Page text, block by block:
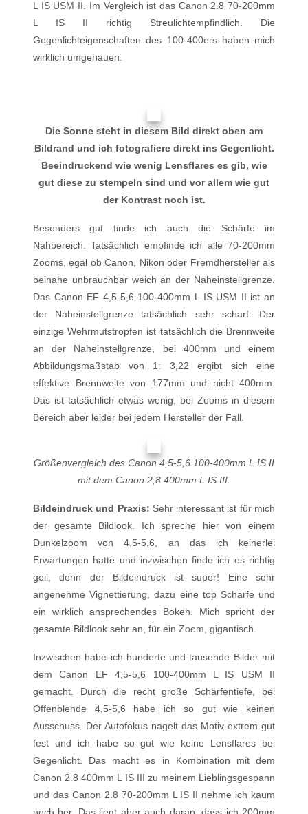
L IS USM II. Im Vergleich ist das Canon 2.8 70-200mm
L IS II richtig Streulichtempfindlich. Die
Gegenlichteigenschaften des 100-400ers haben mich
wirklich umgehauen.
Die Sonne steht in diesem Bild direkt oben am
Bildrand und ich fotografiere direkt ins Gegenlicht.
Beeindruckend wie wenig Lensflares es gib, wie
gut diese zu stempeln sind und vor allem wie gut
der Kontrast noch ist.
Besonders gut finde ich auch die Schärfe im
Nahbereich. Tatsächlich empfinde ich alle 70-200mm
Zooms, egal ob Canon, Nikon oder Fremdhersteller als
beinahe unbrauchbar weich an der Naheinstellgrenze.
Das Canon EF 4,5-5,6 100-400mm L IS USM II ist an
der Naheinstellgrenze tatsächlich sehr scharf. Der
einzige Wehrmutstropfen ist tatsächlich die Brennweite
an der Naheinstellgrenze, bei 400mm und einem
Abbildungsmaßstab von 1: 3,22 ergibt sich eine
effektive Brennweite von 177mm und nicht 400mm.
Das ist tatsächlich etwas wenig, bei Zooms in diesem
Bereich aber leider bei jedem Hersteller der Fall.
Größenvergleich des Canon 4,5-5,6 100-400mm L IS II
mit dem Canon 2,8 400mm L IS III.
Bildeindruck und Praxis: Sehr interessant ist für mich
der gesamte Bildlook. Ich spreche hier von einem
Dunkelzoom von 4,5-5,6, an das ich keinerlei
Erwartungen hatte und inzwischen finde ich es richtig
geil, denn der Bildeindruck ist super! Eine sehr
angenehme Vignettierung, dazu eine top Schärfe und
ein wirklich ansprechendes Bokeh. Mich spricht der
gesamte Bildlook sehr an, für ein Zoom, gigantisch.
Inzwischen habe ich hunderte und tausende Bilder mit
dem Canon EF 4,5-5,6 100-400mm L IS USM II
gemacht. Durch die recht große Schärfentiefe, bei
Offenblende 4,5-5,6 habe ich so gut wie keinen
Ausschuss. Der Autofokus nagelt das Motiv extrem gut
fest und ich habe so gut wie keine Lensflares bei
Gegenlicht. Das macht es in Kombination mit dem
Canon 2.8 400mm L IS III zu meinem Lieblingsgespann
und das Canon 2.8 70-200mm L IS II nehme ich kaum